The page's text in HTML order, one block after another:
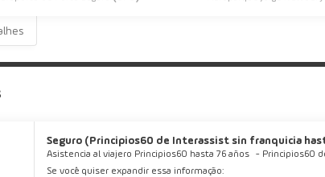
Seguro (Principios60 de Interassist sin franquicia
Asistencia al viajero Principios60 hasta 76 años - Principios60
Se você quiser expandir essa informação: